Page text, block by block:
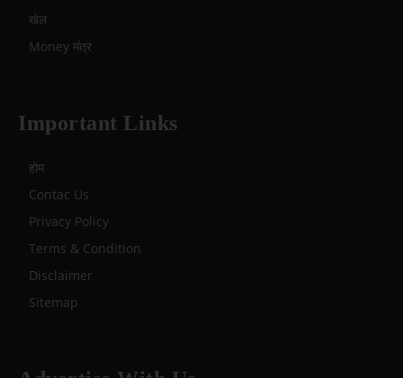
खेल
Money मंत्र
Important Links
होम
Contac Us
Privacy Policy
Terms & Condition
Disclaimer
Sitemap